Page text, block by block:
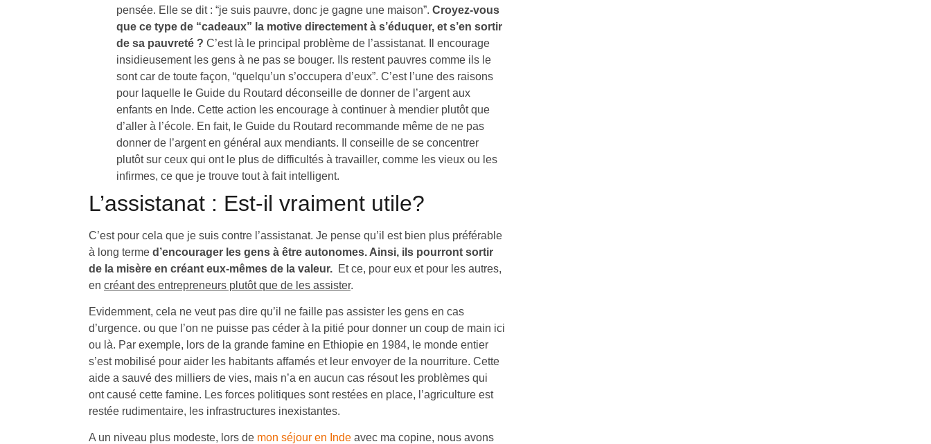
pensée. Elle se dit : “je suis pauvre, donc je gagne une maison”. Croyez-vous
que ce type de “cadeaux” la motive directement à s’éduquer, et s’en sortir
de sa pauvreté ? C’est là le principal problème de l’assistanat. Il encourage
insidieusement les gens à ne pas se bouger. Ils restent pauvres comme ils le
sont car de toute façon, “quelqu’un s’occupera d’eux”. C’est l’une des raisons
pour laquelle le Guide du Routard déconseille de donner de l’argent aux
enfants en Inde. Cette action les encourage à continuer à mendier plutôt que
d’aller à l’école. En fait, le Guide du Routard recommande même de ne pas
donner de l’argent en général aux mendiants. Il conseille de se concentrer
plutôt sur ceux qui ont le plus de difficultés à travailler, comme les vieux ou les
infirmes, ce que je trouve tout à fait intelligent.
L’assistanat : Est-il vraiment utile?
C’est pour cela que je suis contre l’assistanat. Je pense qu’il est bien plus préférable
à long terme d’encourager les gens à être autonomes. Ainsi, ils pourront sortir
de la misère en créant eux-mêmes de la valeur. Et ce, pour eux et pour les autres,
en créant des entrepreneurs plutôt que de les assister.
Evidemment, cela ne veut pas dire qu’il ne faille pas assister les gens en cas
d’urgence. ou que l’on ne puisse pas céder à la pitié pour donner un coup de main ici
ou là. Par exemple, lors de la grande famine en Ethiopie en 1984, le monde entier
s’est mobilisé pour aider les habitants affamés et leur envoyer de la nourriture. Cette
aide a sauvé des milliers de vies, mais n’a en aucun cas résout les problèmes qui
ont causé cette famine. Les forces politiques sont restées en place, l’agriculture est
restée rudimentaire, les infrastructures inexistantes.
A un niveau plus modeste, lors de mon séjour en Inde avec ma copine, nous avons